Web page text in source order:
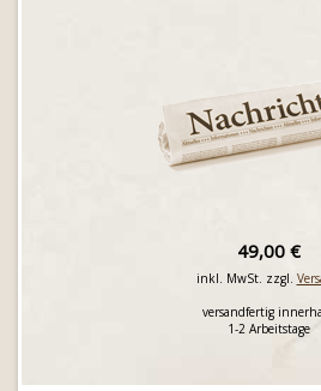
49,00 €
inkl. MwSt. zzgl.
versandfertig
1-2 Arbeitstage